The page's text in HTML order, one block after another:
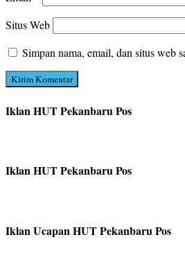
Situs Web
Simpan nama, email, dan situs web
Iklan HUT Pekanbaru Pos
Iklan HUT Pekanbaru Pos
Iklan Ucapan HUT Pekanbaru Pos